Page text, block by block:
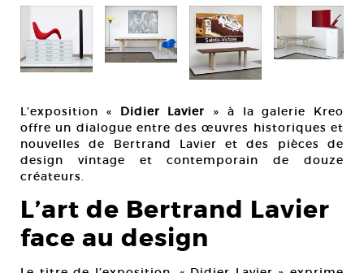
L’exposition « Didier Lavier » à la galerie Kreo
offre un dialogue entre des œuvres historiques et
nouvelles de Bertrand Lavier et des pièces de
design vintage et contemporain de douze
créateurs.
L’art de Bertrand Lavier
face au design